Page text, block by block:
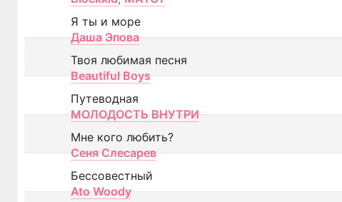
Я ты и море
Даша Эпова
Твоя любимая песня
Beautiful Boys
Путеводная
МОЛОДОСТЬ ВНУТРИ
Мне кого любить?
Сеня Слесарев
Бессовестный
Ato Woody